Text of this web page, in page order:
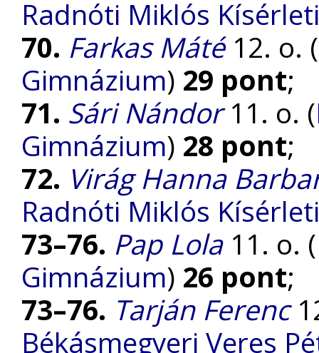
Radnóti Miklós
70. Farkas Máté12. o. (
Gimnázium) 29 pont;
71. Sári Nándor11. o. (
Gimnázium) 28 pont;
72. Virág Hanna
Radnóti Miklós
73–76. Pap Lola11. o. (
Gimnázium) 26 pont;
73–76. Tarján Ferenc
Békásmegyeri Veres